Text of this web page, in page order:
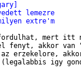
lemezre
extre'm
mert itt
fenyt, akkor van
erzekelore,
igy